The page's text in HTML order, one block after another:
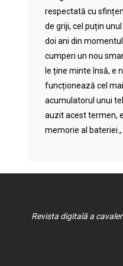
respectată cu
de griji, cel puțin
doi ani din
cumperi un nou
le ține minte însă, e
funcționează cel
acumulatorul unui
auzit acest termen,
memorie al bateriei.,...
Revista digitală a